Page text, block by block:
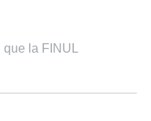
la FINUL